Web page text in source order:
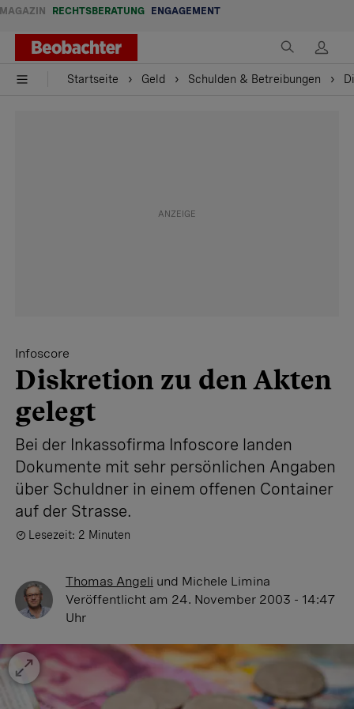
MAGAZIN RECHTSBERATUNG ENGAGEMENT
Startseite Geld Schulden & Betreibungen
Infoscore
Diskretion zu den Akten
gelegt
Bei der Inkassofirma Infoscore landen
Dokumente mit sehr persönlichen Angaben
über Schuldner in einem offenen Container
auf der Strasse.
Lesezeit: 2 Minuten
Thomas Angeli und Michele Limina
Veröffentlicht am 24. November 2003 - 14:47
Uhr